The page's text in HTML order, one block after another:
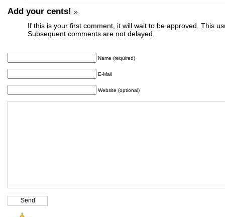
Add your cents! »
If this is your first comment, it will wait to be approved. This
Subsequent comments are not delayed.
Name (required)
E-Mail
Website (optional)